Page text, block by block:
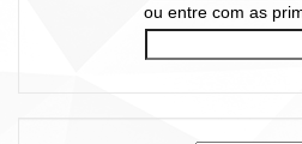
ou entre com as